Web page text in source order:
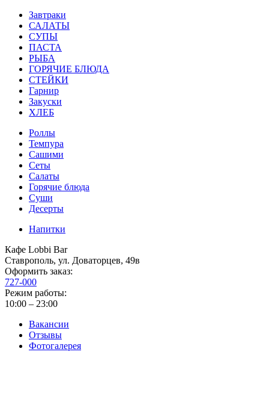
Завтраки
САЛАТЫ
СУПЫ
ПАСТА
РЫБА
ГОРЯЧИЕ БЛЮДА
СТЕЙКИ
Гарнир
Закуски
ХЛЕБ
Роллы
Темпура
Сашими
Сеты
Салаты
Горячие блюда
Суши
Десерты
Напитки
Кафе Lobbi Bar
Ставрополь, ул. Доваторцев, 49в
Оформить заказ:
727-000
Режим работы:
10:00 – 23:00
Вакансии
Отзывы
Фотогалерея